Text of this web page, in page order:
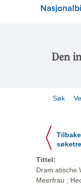
Den
Søk
Tilbake
Tittel:
Dram atische
Meerfrau ;